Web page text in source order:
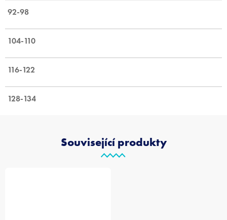
92-98
104-110
116-122
128-134
Související produkty